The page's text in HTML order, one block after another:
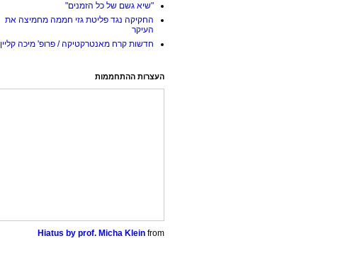
"שיא גשם של כל הזמנים"
החקיקה נגד פליטת גזי חממה מחמיצה את
העיקר
חדשות קרח מאנטרקטיקה / פרופ' מיכה קליין
העצרות ההתחממות
Hiatus by prof. Micha Klein from